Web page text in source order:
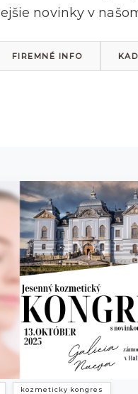
novinky v
FIREMNÉ INFO
kozmeticky kongres